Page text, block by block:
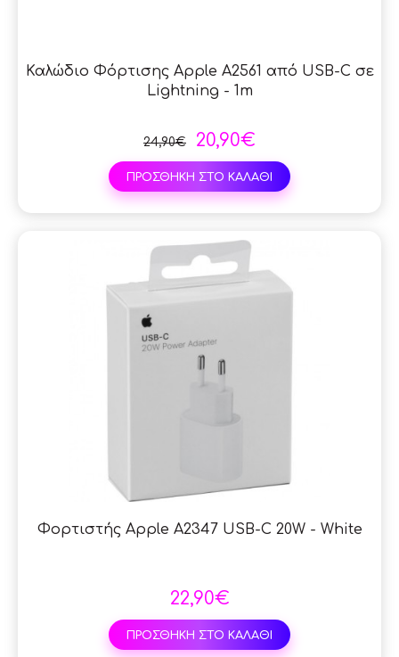
Καλώδιο Φόρτισης Apple A2561 από USB-C σε
Lightning - 1m
24,90€ 20,90€
ΠΡΟΣΘΗΚΗ ΣΤΟ ΚΑΛΑΘΙ
Φορτιστής Apple A2347 USB-C 20W - White
22,90€
ΠΡΟΣΘΗΚΗ ΣΤΟ ΚΑΛΑΘΙ